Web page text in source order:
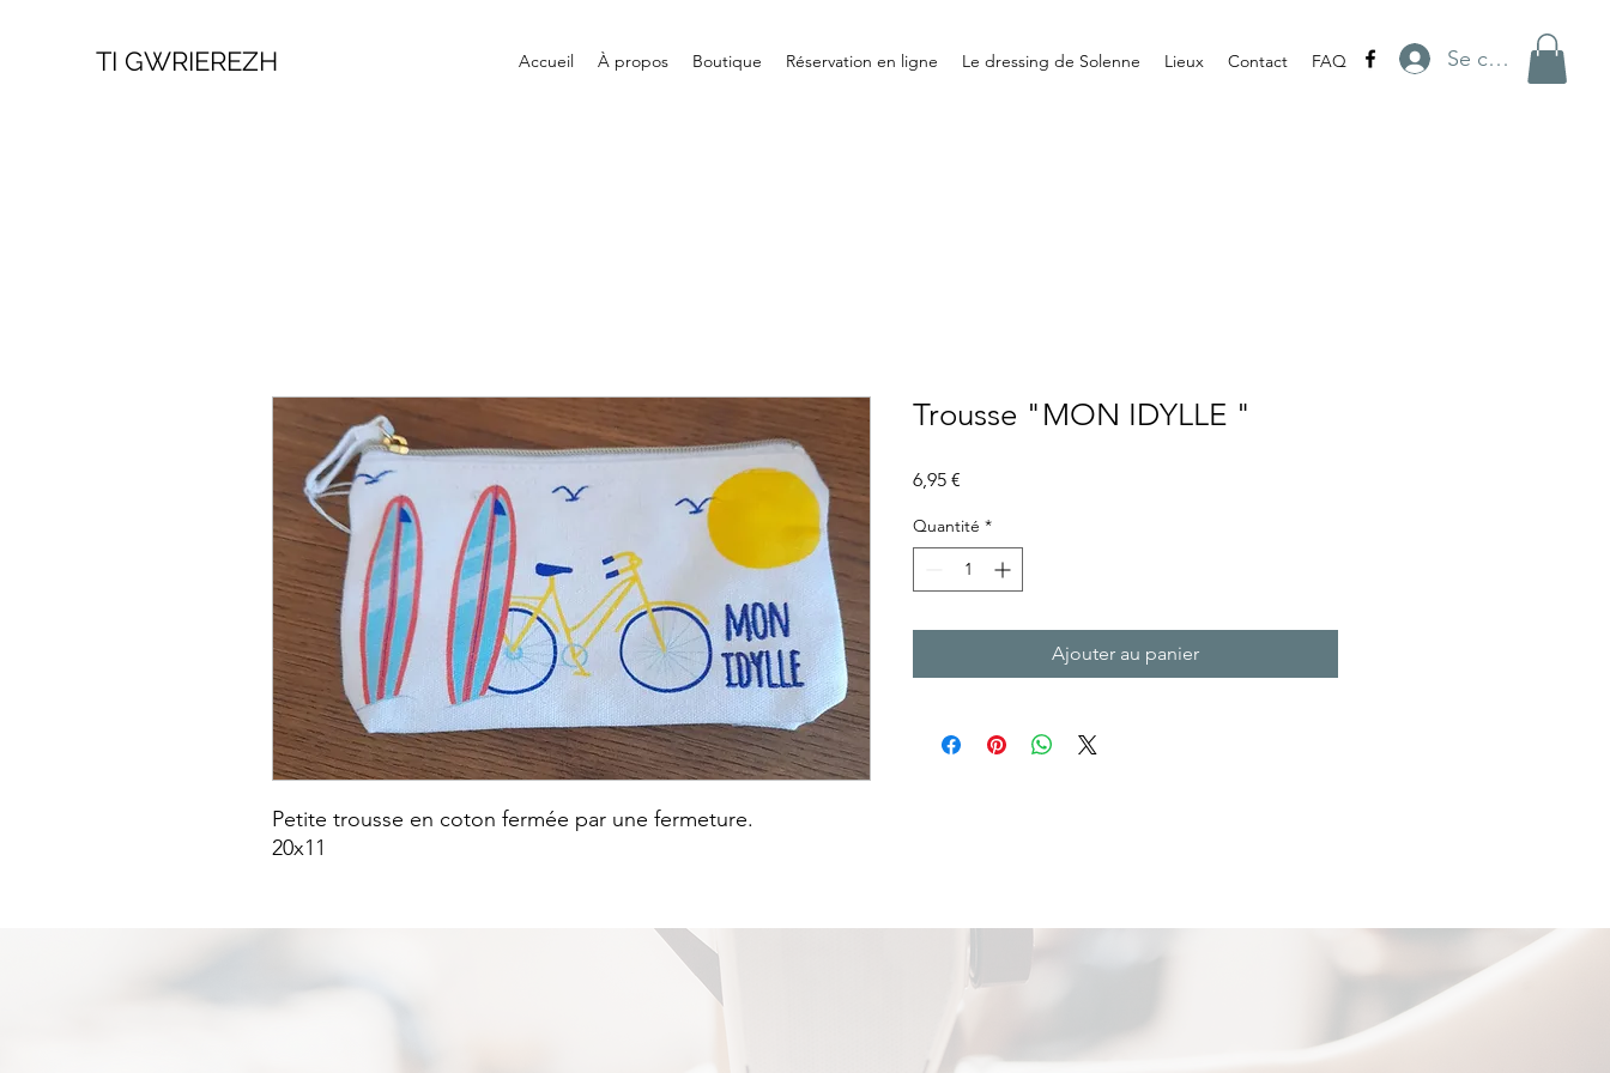
TI GWRIEREZH Accueil À propos Boutique Réservation en ligne Le dressing de Solenne Lieux Contact FAQ Se connecter
Petite trousse en coton fermée par une fermeture.
20x11
Trousse "MON IDYLLE "
6,95 €
Quantité *
Ajouter au panier